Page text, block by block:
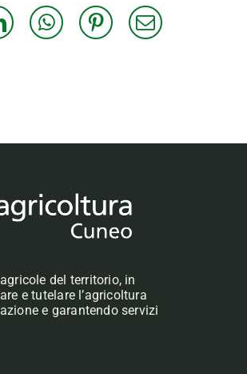
del territorio, in
e tutelare l’agricoltura
e garantendo servizi